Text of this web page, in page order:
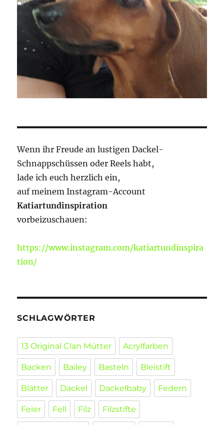
Wenn ihr Freude an lustigen Dackel-
Schnappschüssen oder Reels habt,
lade ich euch herzlich ein,
auf meinem Instagram-Account
Katiartundinspiration
vorbeizuschauen:
https://www.instagram.com/katiartundinspira
tion/
SCHLAGWÖRTER
13 Original Clan Mütter Acrylfarben
Backen Bailey Basteln Bleistift
Blätter Dackel Dackelbaby Federn
Feier Fell Filz Filzstifte